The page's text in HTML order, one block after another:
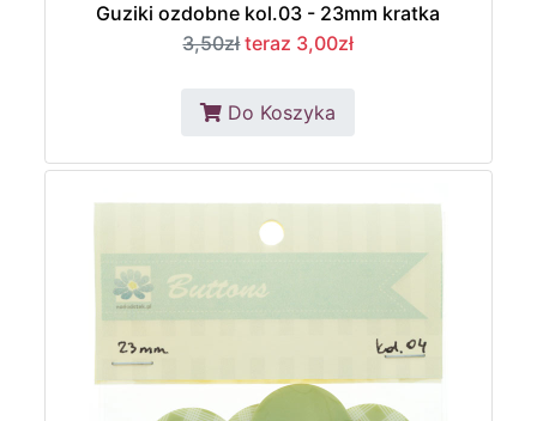
Guziki ozdobne kol.03 - 23mm kratka
3,50zł teraz 3,00zł
Do Koszyka